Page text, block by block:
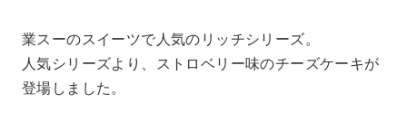
業スーのスイーツで人気のリッチシリーズ。
人気シリーズより、ストロベリー味のチーズケーキが
登場しました。